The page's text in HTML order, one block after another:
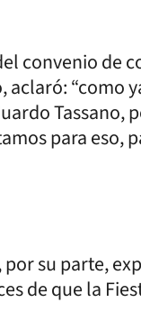
convenio de
“como
Tassano,
para eso,
su parte,
de que la